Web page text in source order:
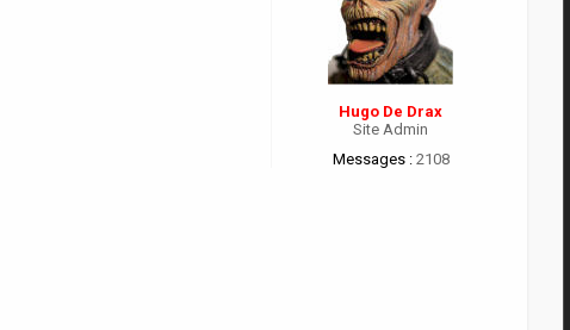
Hugo De Drax
Site Admin
Messages : 2108